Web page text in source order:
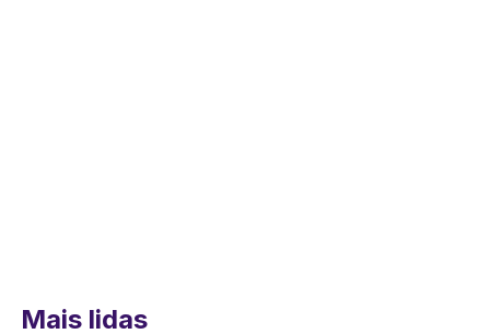
Mais lidas